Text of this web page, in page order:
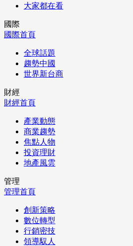
大家都在看
國際
國際首頁
全球話題
趨勢中國
世界新台商
財經
財經首頁
產業動態
商業趨勢
焦點人物
投資理財
地產風雲
管理
管理首頁
創新策略
數位轉型
行銷密技
領導馭人